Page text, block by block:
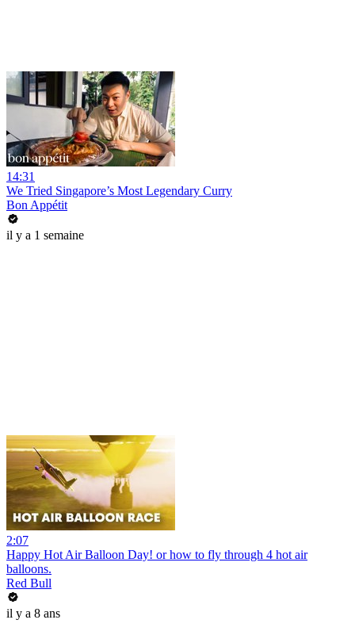
14:31
We Tried Singapore’s Most Legendary Curry
Bon Appétit
il y a 1 semaine
2:07
Happy Hot Air Balloon Day! or how to fly through 4 hot air
balloons.
Red Bull
il y a 8 ans